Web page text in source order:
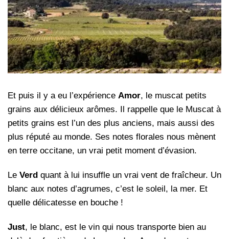
Et puis il y a eu l’expérience Amor, le muscat petits
grains aux délicieux arômes. Il rappelle que le Muscat à
petits grains est l’un des plus anciens, mais aussi des
plus réputé au monde. Ses notes florales nous mènent
en terre occitane, un vrai petit moment d’évasion.
Le Verd quant à lui insuffle un vrai vent de fraîcheur. Un
blanc aux notes d’agrumes, c’est le soleil, la mer. Et
quelle délicatesse en bouche !
Just, le blanc, est le vin qui nous transporte bien au